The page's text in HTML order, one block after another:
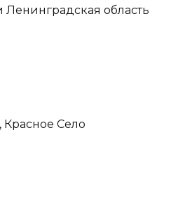
Ленинградская область
Красное Село